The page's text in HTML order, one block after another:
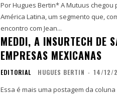
Por Hugues Bertin* A Mutuus chegou para causar um impacto no setor de saúde da
América Latina, um segmento que, como
encontro com Jean...
MEDDI, A INSURTECH DE
EMPRESAS MEXICANAS
EDITORIAL HUGUES BERTIN - 14/12/
Essa é mais uma postagem da